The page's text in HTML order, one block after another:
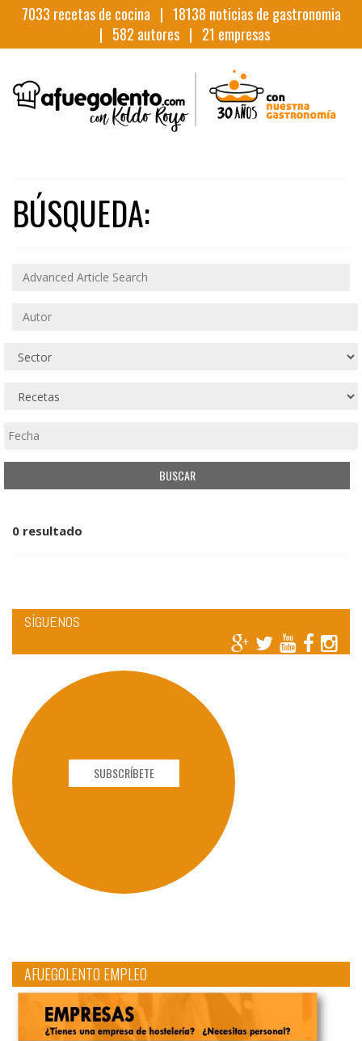
7033 recetas de cocina | 18138 noticias de gastronomia
| 582 autores | 21 empresas
BÚSQUEDA:
0 resultado
SÍGUENOS
SUBSCRÍBETE
AFUEGOLENTO EMPLEO